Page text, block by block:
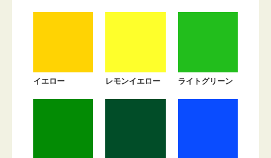
イエロー レモンイエロー ライトグリーン